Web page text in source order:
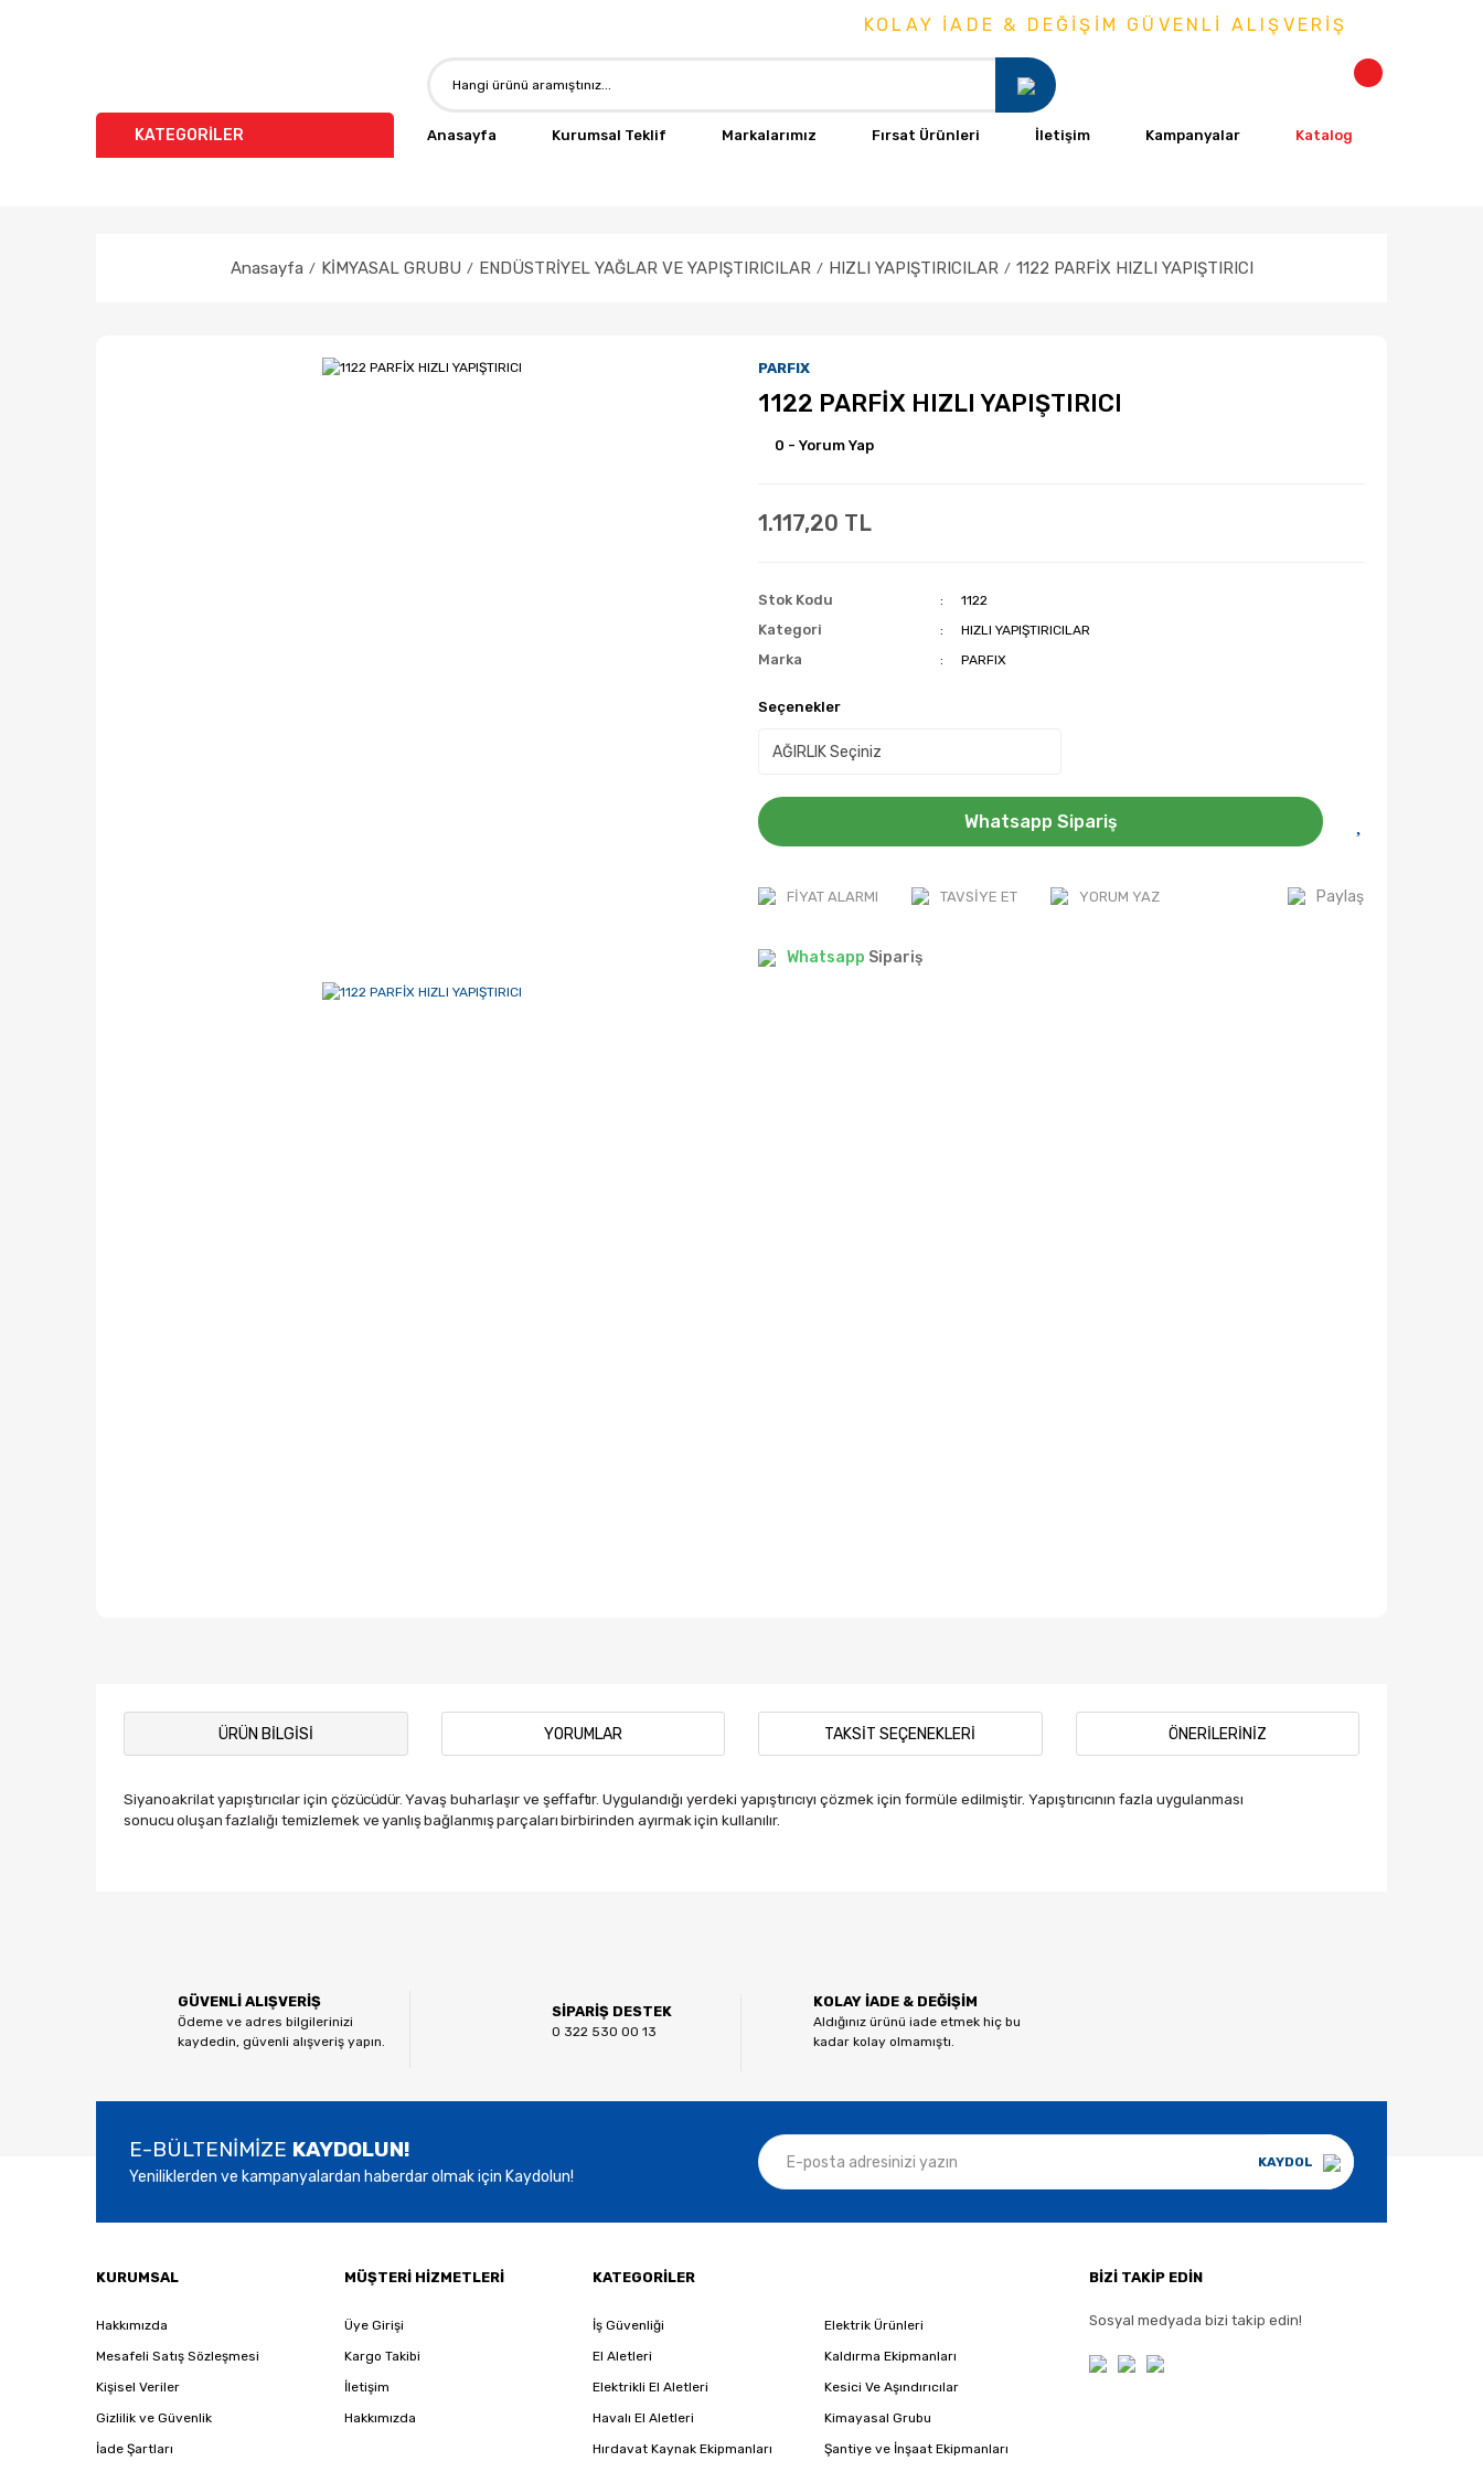
KOLAY İADE & DEĞİŞİM GÜVENLİ ALIŞVERİŞ
KATEGORİLER Anasayfa Kurumsal Teklif Markalarımız Fırsat Ürünleri İletişim Kampanyalar Katalog
Anasayfa KİMYASAL GRUBU ENDÜSTRİYEL YAĞLAR VE YAPIŞTIRICILAR HIZLI YAPIŞTIRICILAR 1122 PARFİX HIZLI YAPIŞTIRICI
PARFIX
1122 PARFİX HIZLI YAPIŞTIRICI
0 - Yorum Yap
1.117,20 TL
Stok Kodu 1122
Kategori HIZLI YAPIŞTIRICILAR
Marka PARFIX
Seçenekler
Whatsapp Sipariş
FIYAT ALARMI TAVSIYE ET YORUM YAZ Paylaş
Whatsapp Sipariş
ÜRÜN BILGISI YORUMLAR TAKSIT SEÇENEKLERI ÖNERILERINIZ
Siyanoakrilat yapıştırıcılar için çözücüdür. Yavaş buharlaşır ve şeffaftır. Uygulandığı yerdeki yapıştırıcıyı çözmek için formüle edilmiştir. Yapıştırıcının fazla uygulanması
sonucu oluşan fazlalığı temizlemek ve yanlışbağlanmışparçaları birbirinden ayırmakiçin kullanılır.
Ürün açıklamasında eksik bilgiler bulunuyor.
Ürün bilgilerinde hatalar bulunuyor.
GÜVENLİ ALIŞVERİŞ
Ödeme ve adres bilgilerinizi
kaydedin, güvenli alışveriş yapın.
SİPARİŞ DESTEK
0 322 530 00 13
KOLAY İADE & DEĞİŞİM
Aldığınız ürünü iade etmek hiç bu
kadar kolay olmamıştı.
E-BÜLTENİMİZE KAYDOLUN!
Yeniliklerden ve kampanyalardan haberdar olmak için Kaydolun!
KAYDOL
KURUMSAL
Hakkımızda
Mesafeli Satış Sözleşmesi
Kişisel Veriler
Gizlilik ve Güvenlik
İade Şartları
MÜŞTERİ HİZMETLERİ
Üye Girişi
Kargo Takibi
İletişim
Hakkımızda
KATEGORİLER
İş Güvenliği
Elektrik Ürünleri
El Aletleri
Kaldırma Ekipmanları
Elektrikli El Aletleri
Kesici Ve Aşındırıcılar
Havalı El Aletleri
Kimayasal Grubu
Hırdavat Kaynak Ekipmanları
Şantiye ve İnşaat Ekipmanları
BİZİ TAKİP EDİN
Sosyal medyada bizi takip edin!